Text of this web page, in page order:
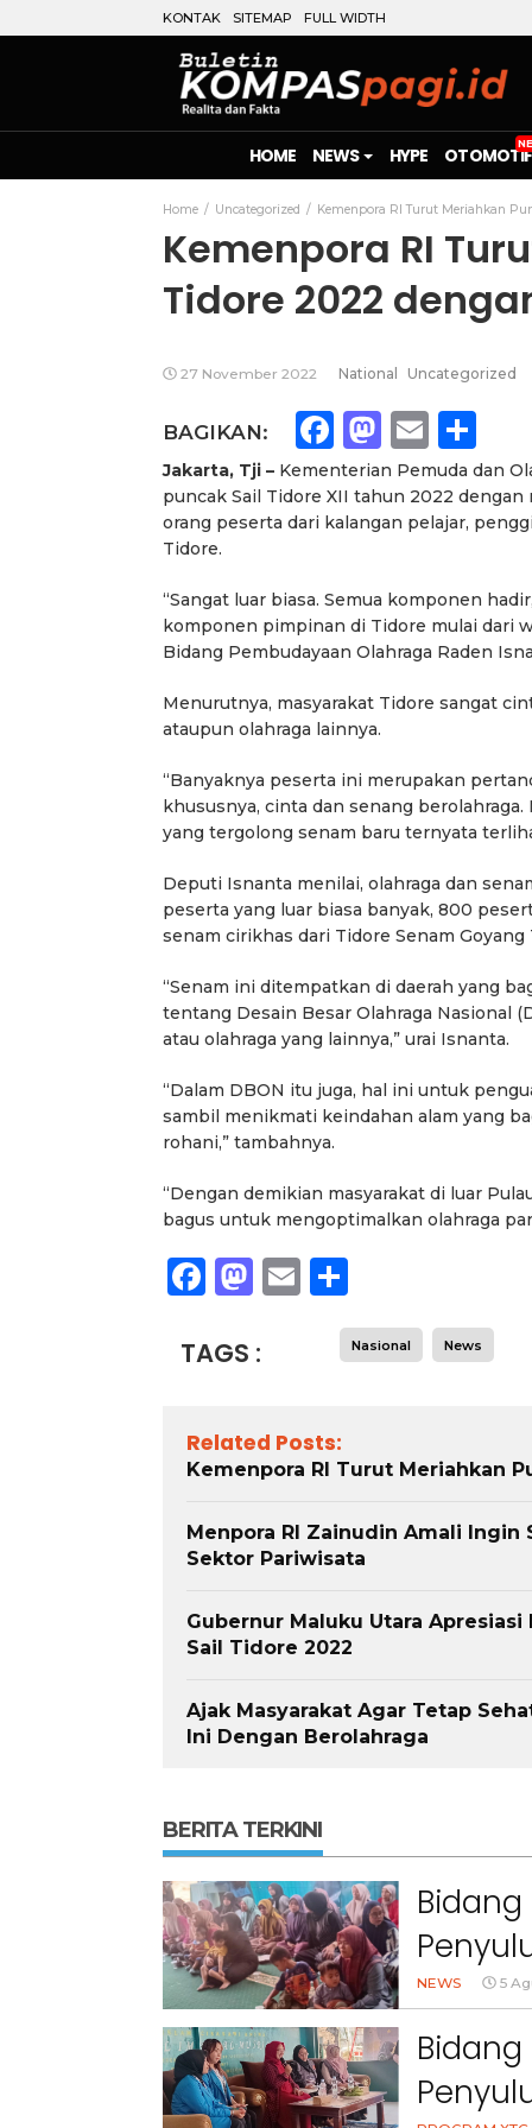
KONTAK SITEMAP FULL WIDTH
HOME NEWS HYPE OTOMOTIF
Home Uncategorized Kemenpora RI Turut Meriahkan
Kemenpora RI
Tidore 2022
27 November 2022 National Uncategorized
BAGIKAN: Facebook
Email
Jakarta, Tji – Kementerian Pemuda dan
puncak Sail Tidore XII tahun 2022 dengan
orang peserta dari kalangan pelajar,
Tidore.
“Sangat luar biasa. Semua komponen
komponen pimpinan di Tidore mulai dari
Bidang Pembudayaan Olahraga Raden
Menurutnya, masyarakat Tidore sangat
ataupun olahraga lainnya.
“Banyaknya peserta ini merupakan
khususnya, cinta dan senang
yang tergolong senam baru ternyata
Deputi Isnanta menilai, olahraga dan
peserta yang luar biasa banyak, 800
senam cirikhas dari Tidore Senam
“Senam ini ditempatkan di daerah yang
tentang Desain Besar Olahraga Nasional
atau olahraga yang lainnya,” urai Isnanta.
“Dalam DBON itu juga, hal ini untuk
sambil menikmati keindahan alam yang
rohani,” tambahnya.
“Dengan demikian masyarakat di luar
bagus untuk mengoptimalkan olahraga
Facebook
Mastodon
Email
TAGS : Nasional News
Related Posts:
Kemenpora RI Turut Meriahkan
Menpora RI Zainudin Amali Ingin
Sektor Pariwisata
Gubernur Maluku Utara
Sail Tidore 2022
Ajak Masyarakat Agar Tetap
Ini Dengan Berolahraga
BERITA TERKINI
Bidang
NEWS 5
Bidang